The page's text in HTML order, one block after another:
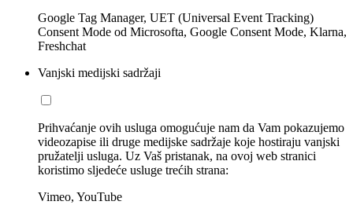
Google Tag Manager, UET (Universal Event Tracking)
Consent Mode od Microsofta, Google Consent Mode, Klarna,
Freshchat
Vanjski medijski sadržaji
Prihvaćanje ovih usluga omogućuje nam da Vam pokazujemo
videozapise ili druge medijske sadržaje koje hostiraju vanjski
pružatelji usluga. Uz Vaš pristanak, na ovoj web stranici
koristimo sljedeće usluge trećih strana:
Vimeo, YouTube